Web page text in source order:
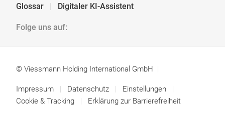
Glossar
Digitaler KI-Assistent
Folge uns auf:
© Viessmann Holding International GmbH
Impressum Datenschutz
Einstellungen
Cookie & Tracking
Erklärung zur Barrierefreiheit